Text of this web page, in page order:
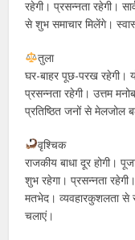
रहेगी। प्रसन्नता रहेगी।
से शुभ समाचार मिलेंगे।
तुला
घर-बाहर पूछ-परख रहेगी।
प्रसन्नता रहेगी। उत्तम
प्रतिष्ठित जनों से मेलजोल
वृश्चिक
राजकीय बाधा दूर होगी।
शुभ रहेगा। प्रसन्नता
मतभेद। व्यवहारकुशलता से
चलाएं।